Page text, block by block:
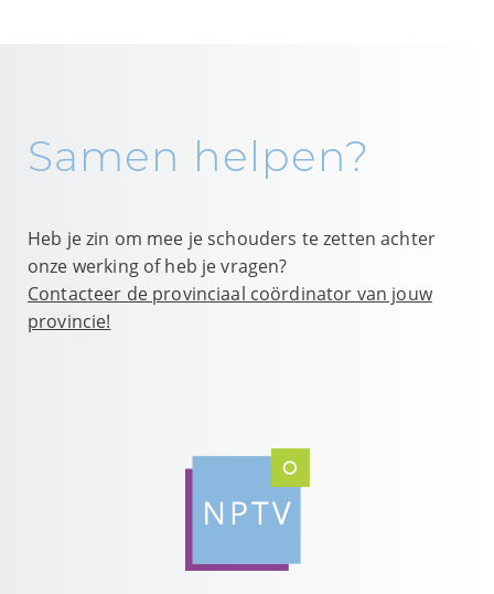
Samen helpen?
Heb je zin om mee je schouders te zetten achter
onze werking of heb je vragen?
Contacteer de provinciaal coördinator van jouw
provincie!